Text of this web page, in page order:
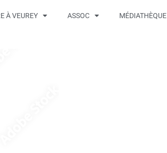
À VEUREY ASSOC MÉDIATHÈQUE